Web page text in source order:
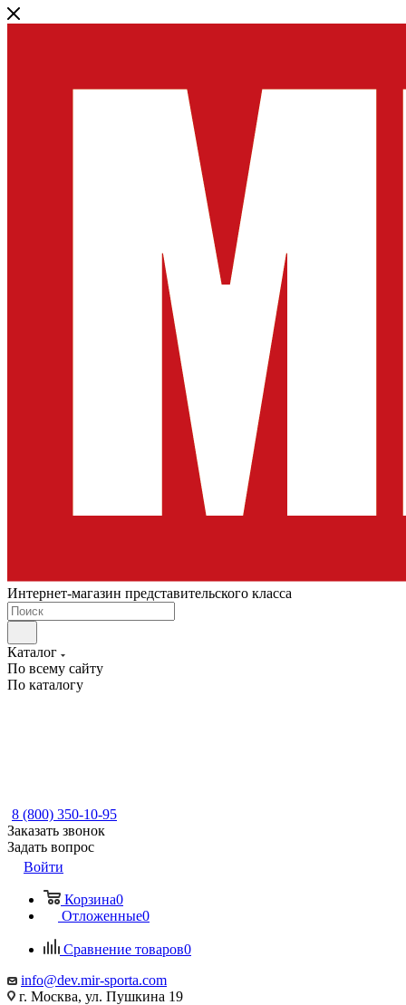
Интернет-магазин представительского класса
Каталог
По всему сайту
По каталогу
8 (800) 350-10-95
Заказать звонок
Задать вопрос
Войти
Корзина0
Отложенные0
Сравнение товаров0
info@dev.mir-sporta.com
г. Москва, ул. Пушкина 19